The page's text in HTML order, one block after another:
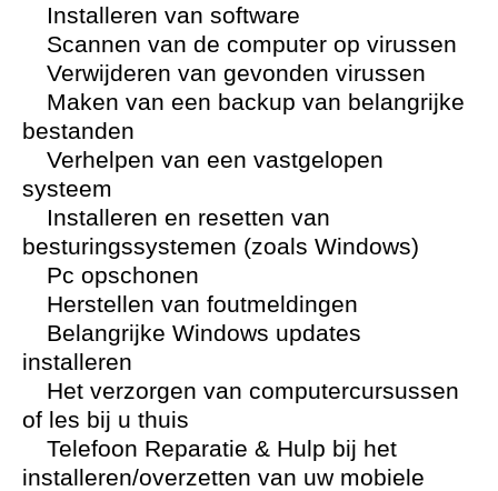
Installeren van software
Scannen van de computer op virussen
Verwijderen van gevonden virussen
Maken van een backup van belangrijke
bestanden
Verhelpen van een vastgelopen
systeem
Installeren en resetten van
besturingssystemen (zoals Windows)
Pc opschonen
Herstellen van foutmeldingen
Belangrijke Windows updates
installeren
Het verzorgen van computercursussen
of les bij u thuis
Telefoon Reparatie & Hulp bij het
installeren/overzetten van uw mobiele